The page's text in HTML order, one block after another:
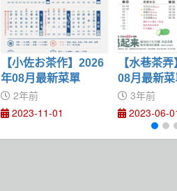
【小佐お茶作】2026
年08月最新菜單
2年前
2023-11-01
【水巷茶
08月最新菜
3年前
2023-06-